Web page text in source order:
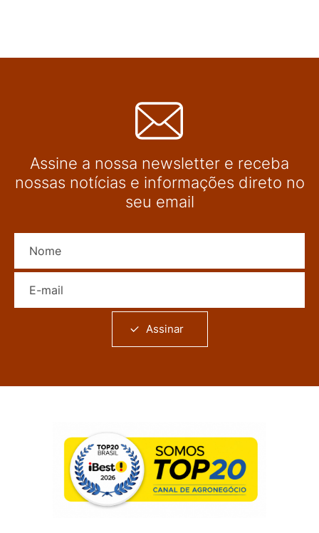
Assine a nossa newsletter e receba
nossas notícias e informações direto no
seu email
Assinar